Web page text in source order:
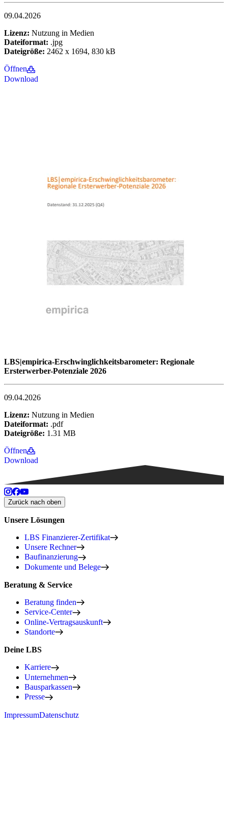
09.04.2026
Lizenz: Nutzung in Medien
Dateiformat: .jpg
Dateigröße: 2462 x 1694, 830 kB
Öffnen
Download
LBS|empirica-Erschwinglichkeitsbarometer: Regionale
Ersterwerber-Potenziale 2026
09.04.2026
Lizenz: Nutzung in Medien
Dateiformat: .pdf
Dateigröße: 1.31 MB
Öffnen
Download
Zurück nach oben
Unsere Lösungen
LBS Finanzierer-Zertifikat
Unsere Rechner
Baufinanzierung
Dokumente und Belege
Beratung & Service
Beratung finden
Service-Center
Online-Vertragsauskunft
Standorte
Deine LBS
Karriere
Unternehmen
Bausparkassen
Presse
ImpressumDatenschutz